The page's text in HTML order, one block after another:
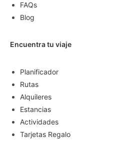
FAQs
Blog
Encuentra tu viaje
Planificador
Rutas
Alquileres
Estancias
Actividades
Tarjetas Regalo